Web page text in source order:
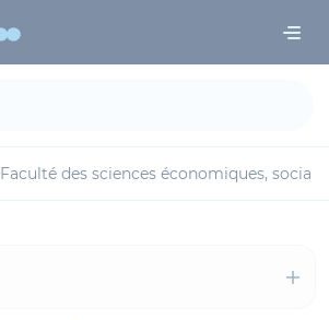
Faculté des sciences économiques,